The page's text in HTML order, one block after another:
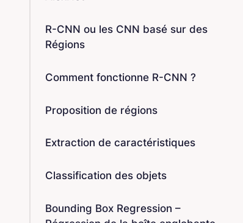
R-CNN ou les CNN basé sur des
Régions
Comment fonctionne R-CNN ?
Proposition de régions
Extraction de caractéristiques
Classification des objets
Bounding Box Regression –